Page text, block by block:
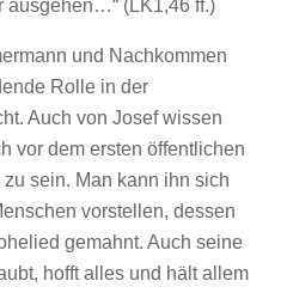
ausgehen…“ (LK1,46 ff.)
und Nachkommen
Rolle in der
Auch von Josef wissen
vor dem ersten öffentlichen
sein. Man kann ihn sich
vorstellen, dessen
gemahnt. Auch seine
hofft alles und hält allem